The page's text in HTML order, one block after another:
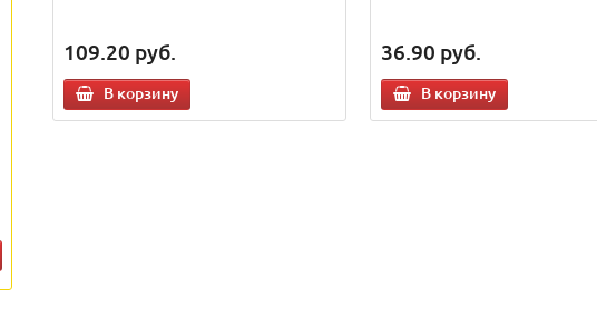
109.20 руб.
В корзину
36.90 руб.
В корзину